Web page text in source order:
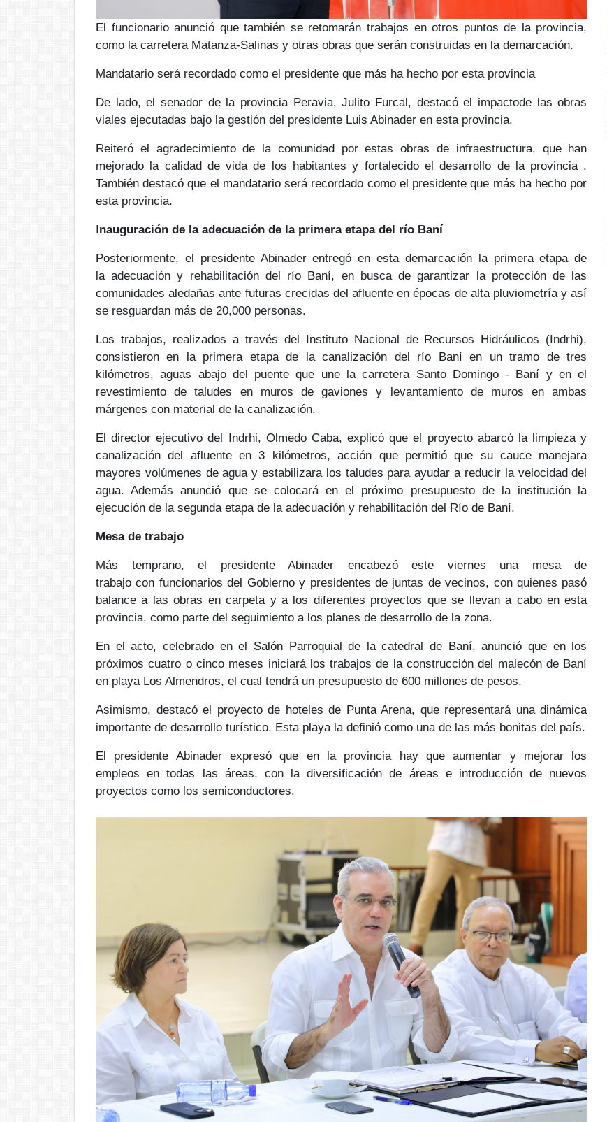
El funcionario anunció que también se retomarán trabajos en otros puntos de la provincia,
como la carretera Matanza-Salinas y otras obras que serán construidas en la demarcación.
Mandatario será recordado como el presidente que más ha hecho por esta provincia
De lado, el senador de la provincia Peravia, Julito Furcal, destacó el impactode las obras
viales ejecutadas bajo la gestión del presidente Luis Abinader en esta provincia.
Reiteró el agradecimiento de la comunidad por estas obras de infraestructura, que han
mejorado la calidad de vida de los habitantes y fortalecido el desarrollo de la provincia .
También destacó que el mandatario será recordado como el presidente que más ha hecho por
esta provincia.
Inauguración de la adecuación de la primera etapa del río Baní
Posteriormente, el presidente Abinader entregó en esta demarcación la primera etapa de
la adecuación y rehabilitación del río Baní, en busca de garantizar la protección de las
comunidades aledañas ante futuras crecidas del afluente en épocas de alta pluviometría y así
se resguardan más de 20,000 personas.
Los trabajos, realizados a través del Instituto Nacional de Recursos Hidráulicos (Indrhi),
consistieron en la primera etapa de la canalización del río Baní en un tramo de tres
kilómetros, aguas abajo del puente que une la carretera Santo Domingo - Baní y en el
revestimiento de taludes en muros de gaviones y levantamiento de muros
en ambas
márgenes con material de la canalización.
El director ejecutivo del Indrhi, Olmedo Caba, explicó que el proyecto abarcó la limpieza y
canalización del afluente en 3 kilómetros, acción que permitió que su cauce manejara
mayores volúmenes de agua y estabilizara los taludes para ayudar a reducir la velocidad del
agua. Además anunció que se colocará en el próximo presupuesto de la institución la
ejecución de la segunda etapa de la adecuación y rehabilitación del Río de Baní.
Mesa de trabajo
Más temprano, el presidente Abinader encabezó este viernes una
mesa de
trabajo con funcionarios del Gobierno y presidentes de juntas de vecinos, con quienes pasó
balance a las obras en carpeta y a los diferentes proyectos que se llevan a cabo en esta
provincia, como parte del seguimiento a los planes de desarrollo de la zona.
En el acto, celebrado en el Salón Parroquial de la catedral de Baní, anunció que en los
próximos cuatro o cinco meses iniciará los trabajos de la construcción del malecón de Baní
en playa Los Almendros, el cual tendrá un presupuesto de 600 millones de pesos.
Asimismo, destacó el proyecto de hoteles de Punta Arena, que representará una dinámica
importante de desarrollo turístico. Esta playa la definió como una de las más bonitas del país.
El presidente Abinader expresó que en la provincia hay que aumentar y mejorar los
empleos en todas las áreas, con la diversificación de áreas e introducción de nuevos
proyectos como los semiconductores.